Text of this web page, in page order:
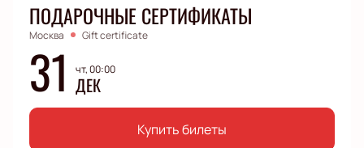
ПОДАРОЧНЫЕ СЕРТИФИКАТЫ
Москва Gift certificate
31 чт, 00:00
ДЕК
Купить билеты